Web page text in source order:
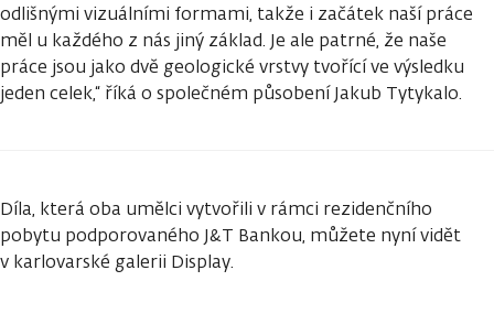
odlišnými vizuálními formami, takže i začátek naší práce
měl u každého z nás jiný základ. Je ale patrné, že naše
práce jsou jako dvě geologické vrstvy tvořící ve výsledku
jeden celek,“ říká o společném působení Jakub Tytykalo.
Díla, která oba umělci vytvořili v rámci rezidenčního
pobytu podporovaného J&T Bankou, můžete nyní vidět
v karlovarské galerii Display.